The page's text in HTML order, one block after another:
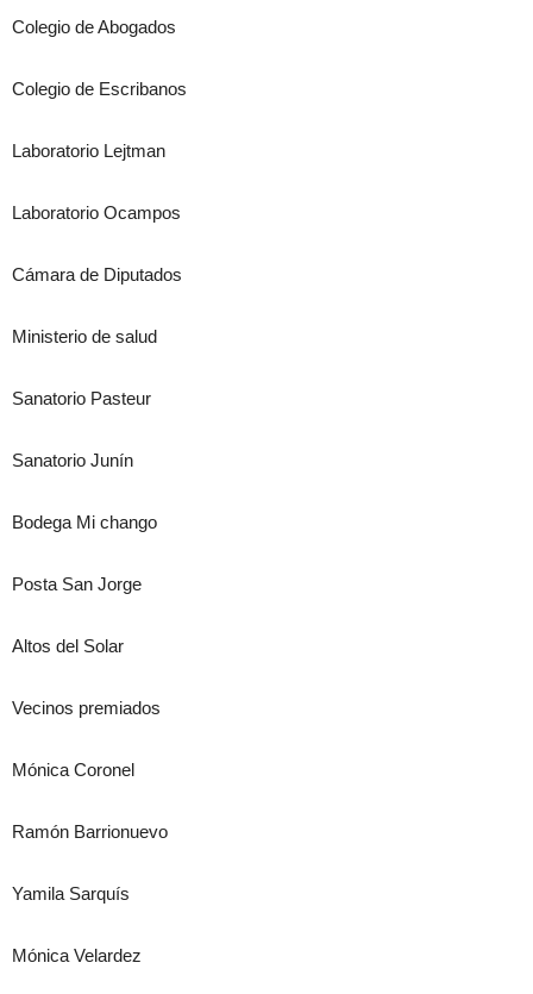
Colegio de Abogados
Colegio de Escribanos
Laboratorio Lejtman
Laboratorio Ocampos
Cámara de Diputados
Ministerio de salud
Sanatorio Pasteur
Sanatorio Junín
Bodega Mi chango
Posta San Jorge
Altos del Solar
Vecinos premiados
Mónica Coronel
Ramón Barrionuevo
Yamila Sarquís
Mónica Velardez